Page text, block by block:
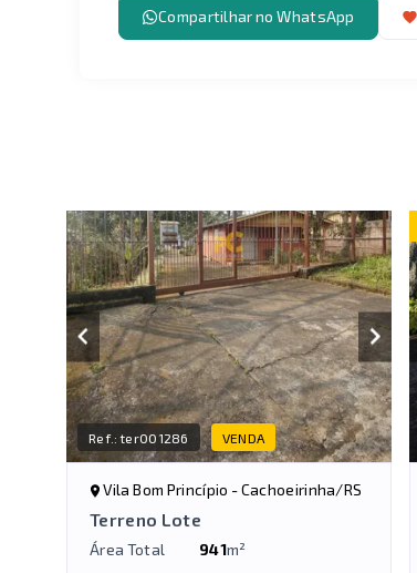
Compartilhar no WhatsApp
Ref.:ter001286 VENDA
Vila Bom Princípio - Cachoeirinha/RS
Terreno Lote
Área Total 941m²